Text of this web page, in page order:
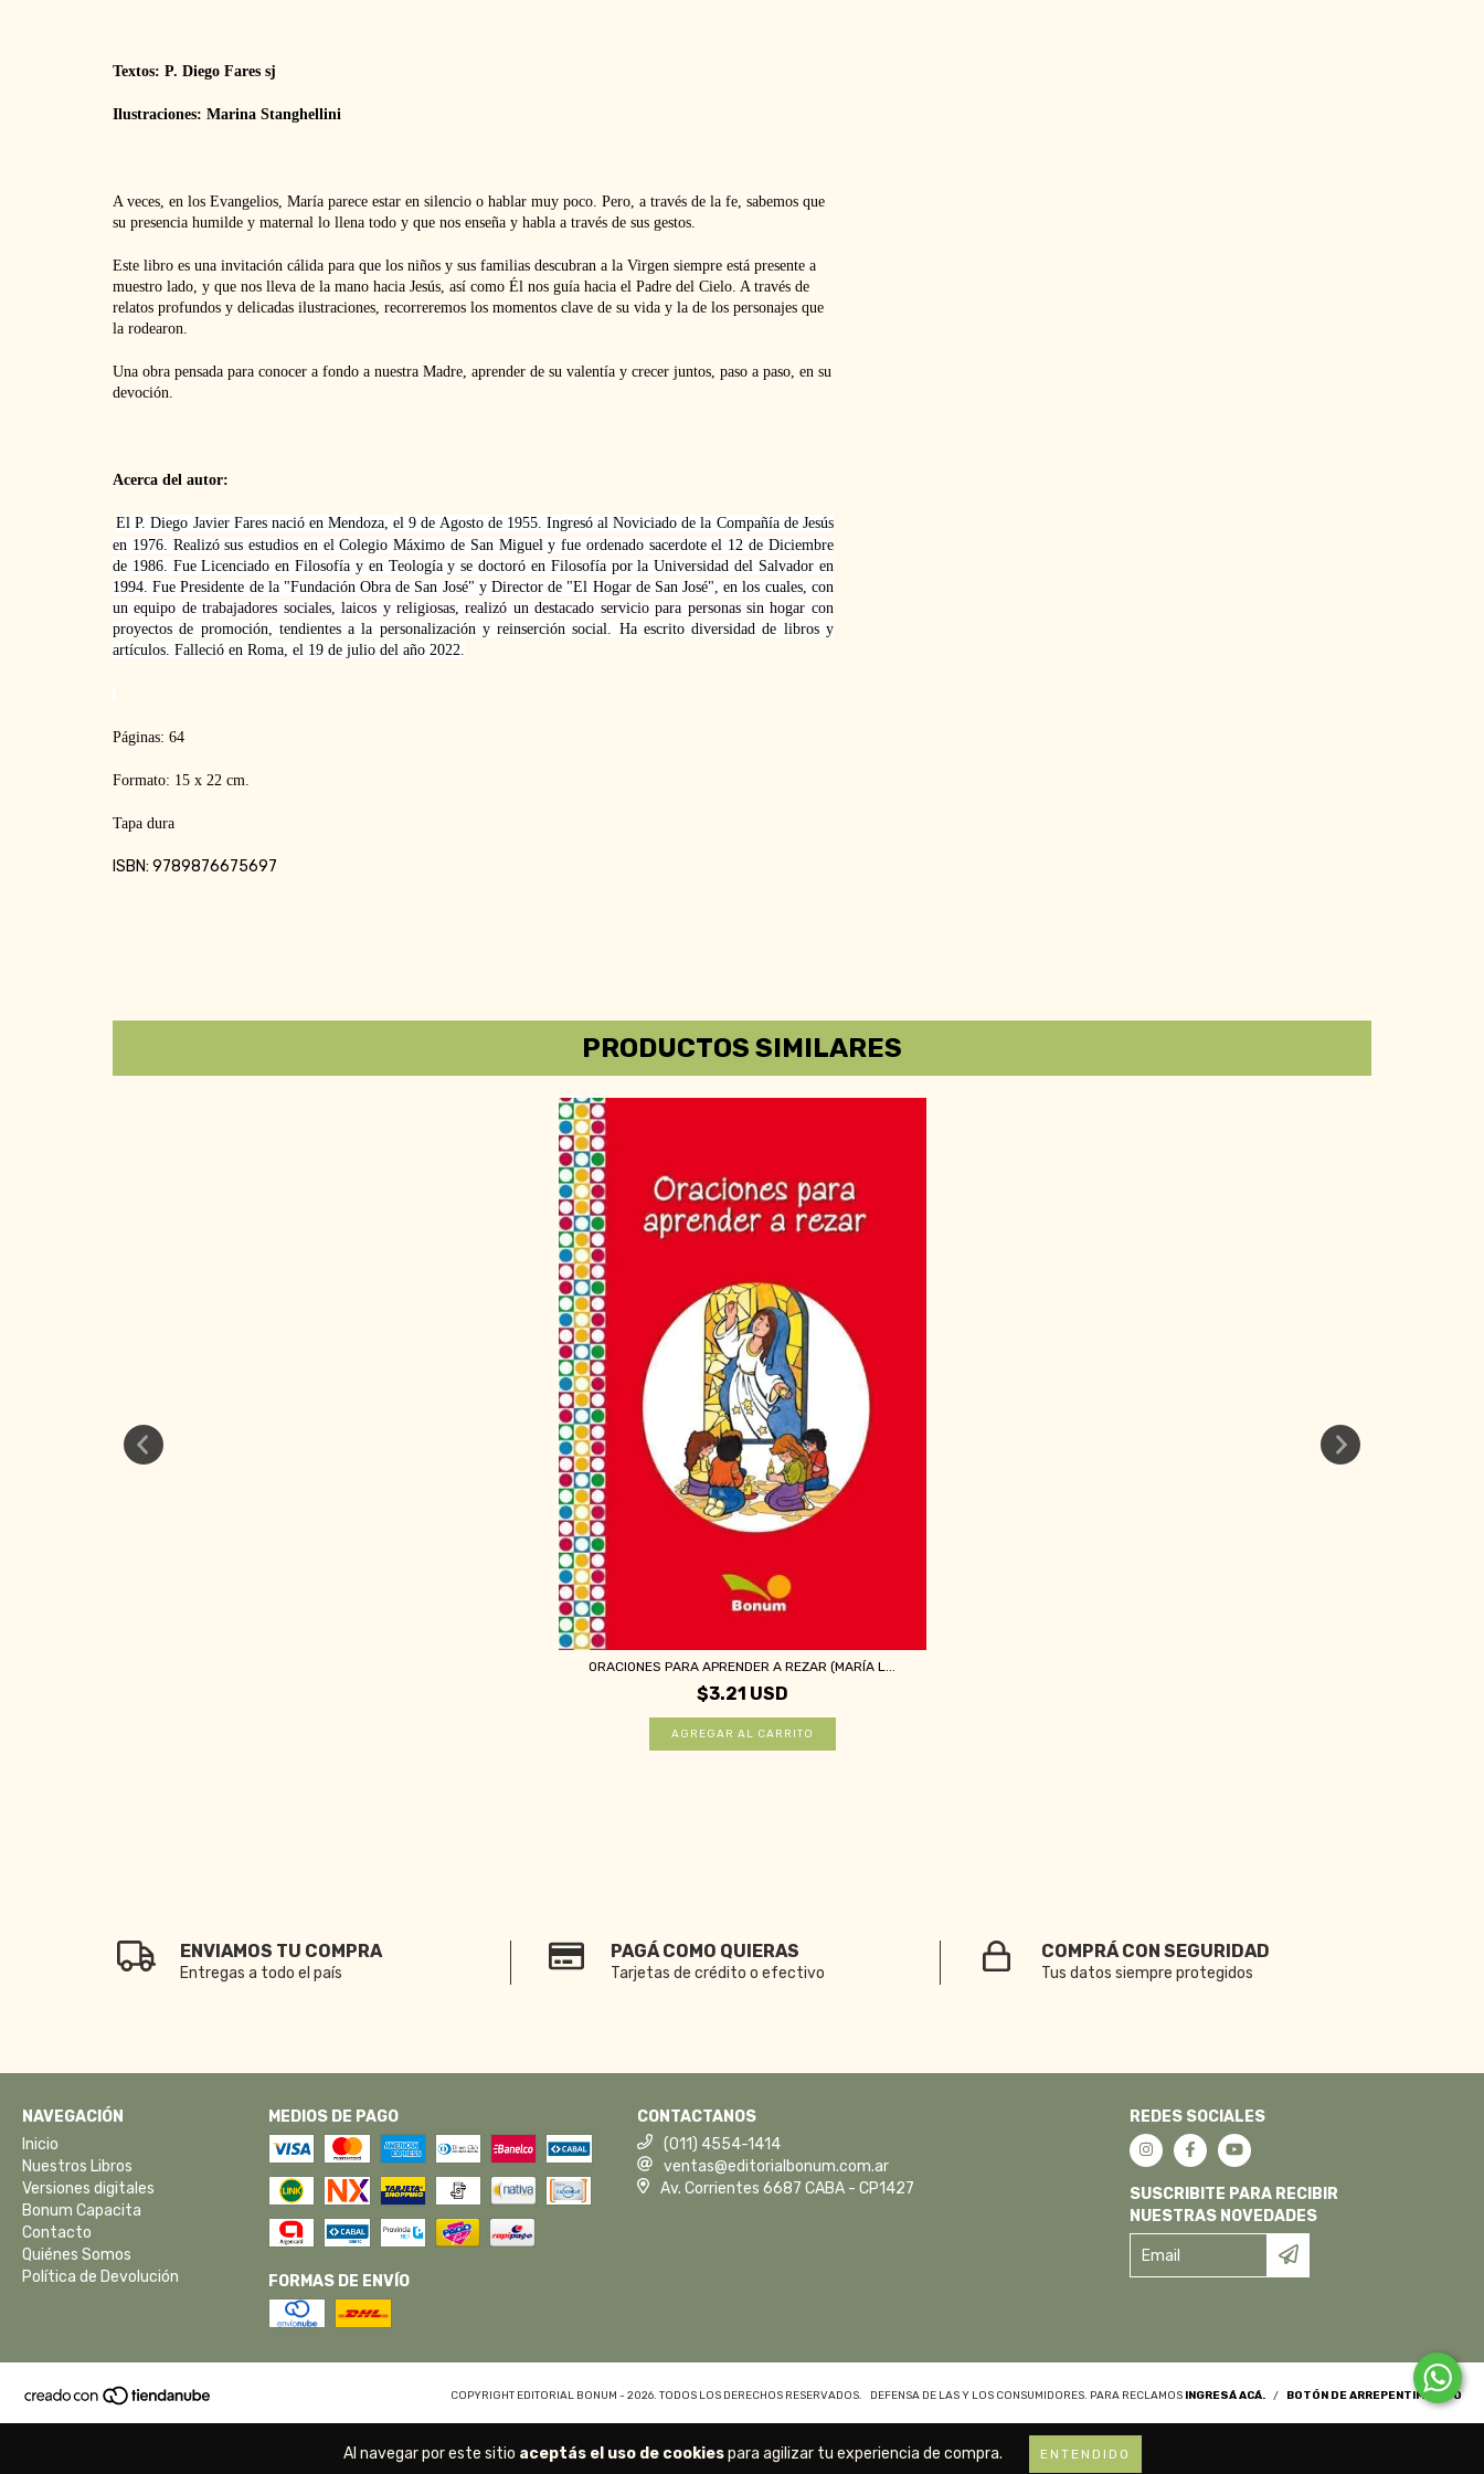
Al navegar por este sitio aceptás el uso de cookiespara agilizar tu experiencia de compra. ENTENDIDO
Textos: P. Diego Fares sj
Ilustraciones: Marina Stanghellini
A veces, en los Evangelios, María parece estar en silencio o hablar muy poco. Pero, a través de la fe, sabemos que
su presencia humilde y maternal lo llena todo y que nos enseña y habla a través de sus gestos.
Este libro es una invitación cálida para que los niños y sus familias descubran a la Virgen siempre está presente a
muestro lado, y que nos lleva de la mano hacia Jesús, así como Él nos guía hacia el Padre del Cielo. A través de
relatos profundos y delicadas ilustraciones, recorreremos los momentos clave de su vida y la de los personajes que
la rodearon.
Una obra pensada para conocer a fondo a nuestra Madre, aprender de su valentía y crecer juntos, paso a paso, en su
devoción.
Acerca del autor:
El P. Diego Javier Fares nació en Mendoza, el 9 de Agosto de 1955. Ingresó al Noviciado de la Compañía de Jesús
en 1976. Realizó sus estudios en el Colegio Máximo de San Miguel y fue ordenado sacerdote el 12 de Diciembre
de 1986. Fue Licenciado en Filosofía y en Teología y se doctoró en Filosofía por la Universidad del Salvador en
1994. Fue Presidente de la "Fundación Obra de San José" y Director de "El Hogar de San José", en los cuales, con
un equipo de trabajadores sociales, laicos y religiosas, realizó un destacado servicio para personas sin hogar con
proyectos de promoción, tendientes a la personalización y reinserción social. Ha escrito diversidad de libros y
artículos. Falleció en Roma, el 19 de julio del año 2022.
Páginas: 64
Formato: 15 x 22 cm.
Tapa dura
ISBN: 9789876675697
PRODUCTOS SIMILARES
ORACIONES PARA APRENDER A REZAR (MARÍA L...
$3.21 USD
ENVIAMOS TU COMPRA
Entregas a todo el país
PAGÁ COMO QUIERAS
Tarjetas de crédito o efectivo
COMPRÁ CON SEGURIDAD
Tus datos siempre protegidos
NAVEGACIÓN
Inicio
Nuestros Libros
Versiones digitales
Bonum Capacita
Contacto
Quiénes Somos
Política de Devolución
MEDIOS DE PAGO
FORMAS DE ENVÍO
CONTACTANOS
(011) 4554-1414
ventas@editorialbonum.com.ar
Av. Corrientes 6687 CABA - CP1427
REDES SOCIALES
SUSCRIBITE PARA RECIBIR
NUESTRAS NOVEDADES
COPYRIGHT EDITORIAL BONUM - 2026. TODOS LOS DERECHOS RESERVADOS. DEFENSA DE LAS Y LOS CONSUMIDORES. PARA RECLAMOS INGRESÁ ACÁ. / BOTÓN DE ARREPENTIMIENTO